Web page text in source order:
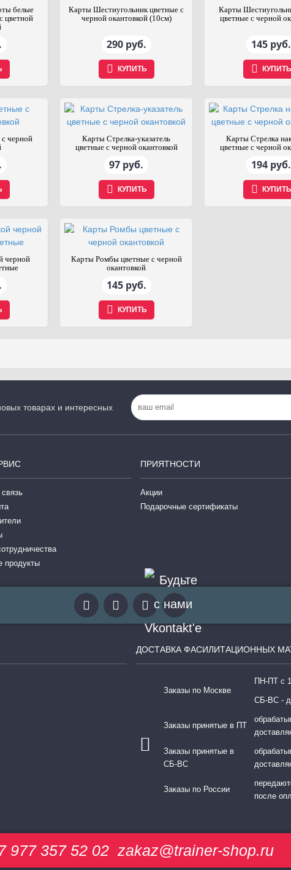
белые
цветной
Карты Шестиугольник цветные с
черной окантовкой (10см)
290 руб.
КУПИТЬ
Карты
цветные с черной
145 руб.
КУПИТЬ
черной
Карты Стрелка-указатель
цветные с черной окантовкой
97 руб.
КУПИТЬ
Карты Стрелка
цветные с черной
194 руб.
КУПИТЬ
черной
Карты Ромбы цветные с черной
окантовкой
145 руб.
КУПИТЬ
товарах и интересных
продукты
ПРИЯТНОСТИ
Акции
Подарочные сертификаты
ДОСТАВКА ФАСИЛИТАЦИОННЫХ
Заказы по Москве
ПН-ПТ с
СБ-ВС -
Заказы принятые в ПТ
Заказы принятые в
СБ-ВС
Заказы по России
после
977 357 52 02 zakaz@trainer-shop.ru